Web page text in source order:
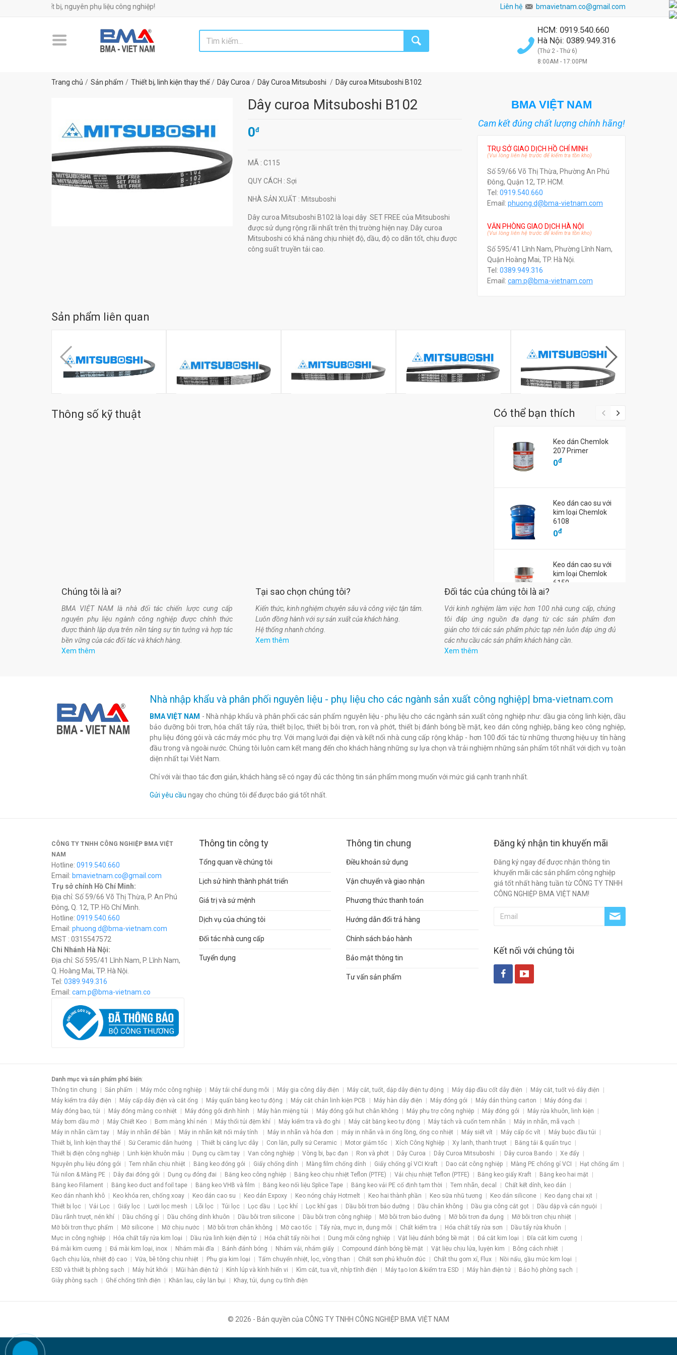
thiết bị, nguyên phụ liệu công nghiệp! Liên hệ bmavietnam.co@gmail.com
HCM: 0919.540.660
Hà Nội: 0389.949.316
(Thứ 2 - Thứ 6)
8:00AM - 17:00PM
Trang chủ Sản phẩm Thiết bị, linh kiện thay thế Dây Curoa Dây Curoa Mitsuboshi Dây curoa Mitsuboshi B102
Dây curoa Mitsuboshi B102
0đ
MÃ : C115
QUY CÁCH : Sợi
NHÀ SẢN XUẤT : Mitsuboshi
Dây curoa Mitsuboshi B102 là loại dây SET FREE của Mitsuboshi
được sử dụng rộng rãi nhất trên thị trường hiện nay. Dây curoa
Mitsuboshi có khả năng chịu nhiệt độ, dầu, độ co dãn tốt, chịu được
công suất truyền tải cao.
BMA VIỆT NAM
Cam kết đúng chất lượng chính hãng!
TRỤ SỞ GIAO DỊCH HỒ CHÍ MINH
(Vui lòng liên hệ trước để kiểm tra tồn kho)
Số 59/66 Võ Thị Thừa, Phường An Phú
Đông, Quận 12, TP. HCM.
Tel: 0919.540.660
Email: phuong.d@bma-vietnam.com
VĂN PHÒNG GIAO DỊCH HÀ NỘI
(Vui lòng liên hệ trước để kiểm tra tồn kho)
Số 595/41 Lĩnh Nam, Phường Lĩnh Nam,
Quận Hoàng Mai, TP. Hà Nội.
Tel: 0389.949.316
Email: cam.p@bma-vietnam.com
Sản phẩm liên quan
đ
Dây curoa Mitsuboshi B96
Thông số kỹ thuật Có thể bạn thích
Keo dán Chemlok
207 Primer
0đ
Keo dán cao su với
kim loại Chemlok
6108
0đ
Keo dán cao su với
kim loại Chemlok
6150
Chúng tôi là ai?
BMA VIỆT NAM là nhà đối tác chiến lược cung cấp
nguyên phụ liệu ngành công nghiệp được chính thức
được thành lập dựa trên nền tảng sự tin tưởng và hợp tác
bền vững của các đối tác và khách hàng.
Xem thêm
Tại sao chọn chúng tôi?
Kiến thức, kinh nghiệm chuyên sâu và công việc tận tâm.
Luôn đồng hành với sự sản xuất của khách hàng.
Hệ thống nhanh chóng.
Xem thêm
Đối tác của chúng tôi là ai?
Với kinh nghiệm làm việc hơn 100 nhà cung cấp, chúng
tôi đáp ứng nguồn đa dạng từ các sản phẩm đơn
giản cho tới các sản phẩm phức tạp nên luôn đáp ứng đủ
các nhu cầu các sản phẩm khách hàng cần.
Xem thêm
Nhà nhập khẩu và phân phối nguyên liệu - phụ liệu cho các ngành sản xuất công nghiệp| bma-vietnam.com
BMA VIỆT NAM - Nhà nhập khẩu và phân phối các sản phẩm nguyên liệu - phụ liệu cho các ngành sản xuất công nghiệp như: dầu gia công linh kiện, dầu
bảo dưỡng bôi trơn, hóa chất tẩy rửa, thiết bị lọc, thiết bị bôi trơn, ron và phớt, thiết bị đánh bóng bề mặt, keo dán công nghiệp, băng keo công nghiệp,
phụ liệu đóng gói và các máy móc phụ trợ. Với mạng lưới đại diện và kết nối nhà cung cấp rộng khắp - hơn 100 đối tác từ những thương hiệu uy tín hàng
đầu trong và ngoài nước. Chúng tôi luôn cam kết mang đến cho khách hàng những sự lựa chọn và trải nghiệm những sản phẩm tốt nhất với dịch vụ toàn
diện nhất tại Viêt Nam.
Chỉ với vài thao tác đơn giản, khách hàng sẽ có ngay đủ các thông tin sản phẩm mong muốn với mức giá cạnh tranh nhất.
Gửi yêu cầu ngay cho chúng tôi để được báo giá tốt nhất.
CÔNG TY TNHH CÔNG NGHIỆP BMA VIỆT
NAM
Hotline: 0919.540.660
Email: bmavietnam.co@gmail.com
Trụ sở chính Hồ Chí Minh:
Địa chỉ: Số 59/66 Võ Thị Thừa, P. An Phú
Đông, Q. 12, TP. Hồ Chí Minh.
Hotline: 0919.540.660
Email: phuong.d@bma-vietnam.com
MST : 0315547572
Chi Nhánh Hà Nội:
Địa chỉ: Số 595/41 Lĩnh Nam, P. Lĩnh Nam,
Q. Hoàng Mai, TP. Hà Nội.
Tel: 0389.949.316
Email: cam.p@bma-vietnam.co
Thông tin công ty
Tổng quan về chúng tôi
Lịch sử hình thành phát triển
Giá trị và sứ mệnh
Dịch vụ của chúng tôi
Đối tác nhà cung cấp
Tuyển dụng
Thông tin chung
Điều khoản sử dụng
Vận chuyển và giao nhận
Phương thức thanh toán
Hướng dẫn đổi trả hàng
Chính sách bảo hành
Bảo mật thông tin
Tư vấn sản phẩm
Đăng ký nhận tin khuyến mãi
Đăng ký ngay để được nhận thông tin
khuyến mãi các sản phẩm công nghiệp
giá tốt nhất hàng tuần từ CÔNG TY TNHH
CÔNG NGHIỆP BMA VIỆT NAM!
Kết nối với chúng tôi
Danh mục và sản phẩm phổ biến:
Thông tin chung
Sản phẩm Máy móc công nghiệp Máy tái chế dung môi Máy gia công dây điện Máy cắt, tuốt, dập dây điện tự động Máy dập đầu cốt dây điện
Máy cắt, tuốt vỏ dây điện
Máy kiểm tra dây điện
Máy cấp dây điện và cắt ống Máy quấn băng keo tự động Máy cắt chân linh kiện PCB Máy hàn dây điện Máy đóng gói Máy dán thùng carton
Máy đóng đai
Máy đóng bao, túi
Máy đóng màng co nhiệt Máy đóng gói định hình Máy hàn miệng túi Máy đóng gói hut chân không Máy phụ trợ công nghiệp Máy đóng gói
Máy rửa khuôn, linh kiện
Máy bơm dầu mỡ
Máy Chiết Keo Bơm màng khí nén Máy thổi túi đệm khí Máy kiểm tra và đo ghi Máy cắt băng keo tự động Máy tách và cuốn tem nhãn
Máy in nhãn, mã vạch
Máy in nhãn cầm tay
Máy in nhãn để bàn Máy in nhãn kết nối máy tính Máy in nhãn và hóa đơn máy in nhãn và in ống lồng, ống co nhiệt Máy siết vít Máy cấp ốc vít
Máy buộc đầu túi
Thiết bị, linh kiện thay thế
Sứ Ceramic dẫn hướng Thiết bị căng lực dây Con lăn, pully sứ Ceramic Motor giảm tốc Xích Công Nghiệp Xy lanh, thanh trượt
Băng tải & quấn trục
Thiết bị điện công nghiệp
Linh kiện khuôn mẫu Dụng cụ cầm tay Van công nghiệp Vòng bi, bạc đạn Ron và phớt Dây Curoa Dây Curoa Mitsuboshi Dây curoa Bando
Xe đẩy
Nguyên phụ liệu đóng gói
Tem nhãn chịu nhiệt Băng keo đóng gói Giấy chống dính Màng film chống dính Giấy chống gỉ VCI Kraft Dao cắt công nghiệp Màng PE chống gỉ VCI
Hạt chống ẩm
Túi nilon & Màng PE
Dây đai đóng gói Dụng cụ đóng đai Băng keo công nghiệp Băng keo chịu nhiệt Teflon (PTFE) Vải chịu nhiệt Teflon (PTFE) Băng keo giấy Kraft
Băng keo hai mặt
Băng keo Filament
Băng keo duct and foil tape Băng keo VHB và film Băng keo nối liệu Splice Tape Băng keo vải PE cố định tạm thời Tem nhãn, decal
Chất kết dính, keo dán
Keo dán nhanh khô
Keo khóa ren, chống xoay Keo dán cao su Keo dán Expoxy Keo nóng chảy Hotmelt Keo hai thành phần Keo sữa nhũ tương Keo dán silicone
Keo dạng chai xịt
Thiết bị lọc
Vải Lọc Giấy lọc Lưới lọc mesh Lõi lọc Túi lọc Lọc dầu Lọc khí Lọc khí gas Dầu bôi trơn bảo dưỡng Dầu chân không Dầu gia công cắt gọt
Dầu dập và cán nguội
Dầu rãnh trượt, nén khí
Dầu chống gỉ Dầu chống dính khuôn Dầu bôi trơn silicone Dầu bôi trơn công nghiệp Mỡ bôi trơn bảo dưỡng Mỡ bôi trơn đa dụng
Mỡ bôi trơn chịu nhiệt
Mỡ bôi trơn thực phẩm
Mỡ silicone Mỡ chịu nước Mỡ bôi trơn chân không Mỡ cao tốc Tẩy rửa, mực in, dung môi Chất kiểm tra Hóa chất tẩy rửa sơn
Dầu tẩy rửa khuôn
Mực in công nghiệp
Hóa chất tẩy rửa kim loại Dầu rửa linh kiện điện tử Hóa chất tẩy nồi hơi Dung môi công nghiệp Vật liệu đánh bóng bề mặt Đá cắt kim loại
Đĩa cắt kim cương
Đá mài kim cương
Đá mài kim loại, inox Nhám mài đĩa Bánh đánh bóng Nhám vải, nhám giấy Compound đánh bóng bề mặt Vật liệu chịu lửa, luyện kim
Bông cách nhiệt
Gạch chịu lửa, nhiệt độ cao
Vữa, bê tông chịu nhiệt Phụ gia kim loại Tấm chuyển nhiệt, lọc, vòng than Chất sơn phủ khuôn đúc Chất thu gom xỉ, Flux
Nồi nấu, gầu múc kim loại
ESD và thiết bị phòng sạch
Máy hút khói Mũi hàn điện tử Kính lúp và kính hiển vi Kìm cắt, tua vít, nhíp tĩnh điện Máy tạo Ion & kiểm tra ESD Máy hàn điện tử
Bảo hộ phòng sạch
Giày phòng sạch
Ghế chống tĩnh điện Khăn lau, cây lăn bụi Khay, túi, dụng cụ tĩnh điện
© 2026 - Bản quyền của CÔNG TY TNHH CÔNG NGHIỆP BMA VIỆT NAM